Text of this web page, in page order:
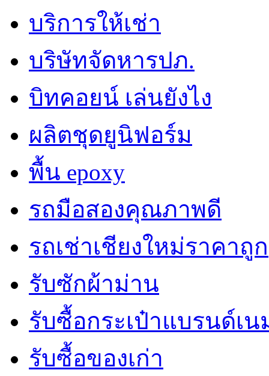
บริการให้เช่า
บริษัทจัดหารปภ.
บิทคอยน์ เล่นยังไง
ผลิตชุดยูนิฟอร์ม
พื้น epoxy
รถมือสองคุณภาพดี
รถเช่าเชียงใหม่ราคาถูก
รับซักผ้าม่าน
รับซื้อกระเป๋าแบรนด์เน
รับซื้อของเก่า